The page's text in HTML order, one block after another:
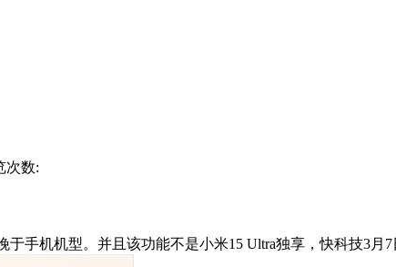
次数:
机机型。并且该功能不是小米15 Ultra独享，快科技3月7